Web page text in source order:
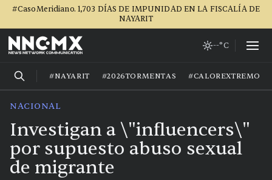
#CasoMeridiano. 1,703 DÍAS DE IMPUNIDAD EN LA FISCALÍA DE
NAYARIT
--°C
#NAYARIT #2026TORMENTAS #CALOREXTREMO
NACIONAL
Investigan a \"influencers\"
por supuesto abuso sexual
de migrante